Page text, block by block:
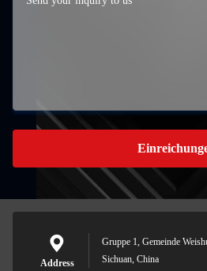
Address
Gruppe 1, Gemeinde
Sichuan, China